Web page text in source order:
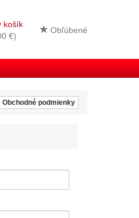
košík
€)
Obľúbené
Obchodné podmienky